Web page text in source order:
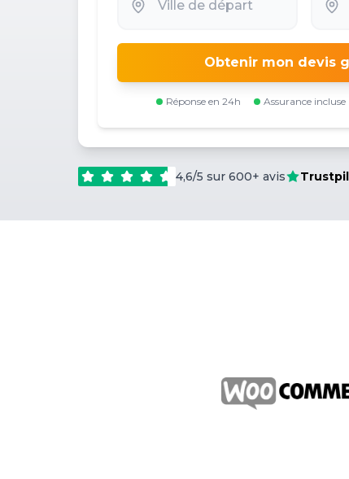
Obtenir mon devis
Réponse en 24h Assurance incluse
4,6/5 sur 600+ avis